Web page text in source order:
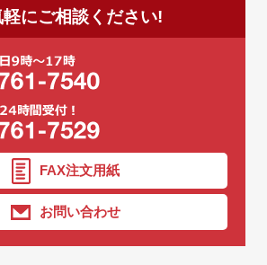
軽にご相談ください!
FAX注文用紙
お問い合わせ